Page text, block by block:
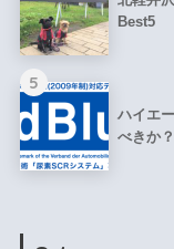
Best5
5
ハイエ
べきか？